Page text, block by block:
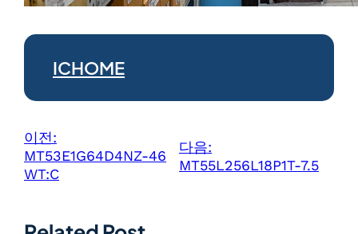
ICHOME
이전:
MT53E1G64D4NZ-46
WT:C
다음:
MT55L256L18P1T-7.5